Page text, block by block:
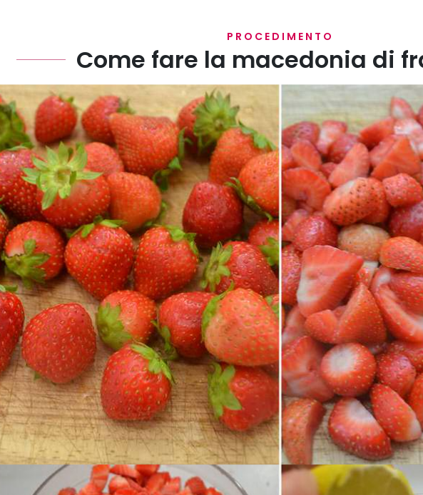
PROCEDIMENTO
Come fare la macedonia di
Lavate le fragole, privatele del picciolo e tagliatele a pezzetti non troppo
Mettetele in una ciotola ed aggiungete lo zucchero ed il succo di limone.